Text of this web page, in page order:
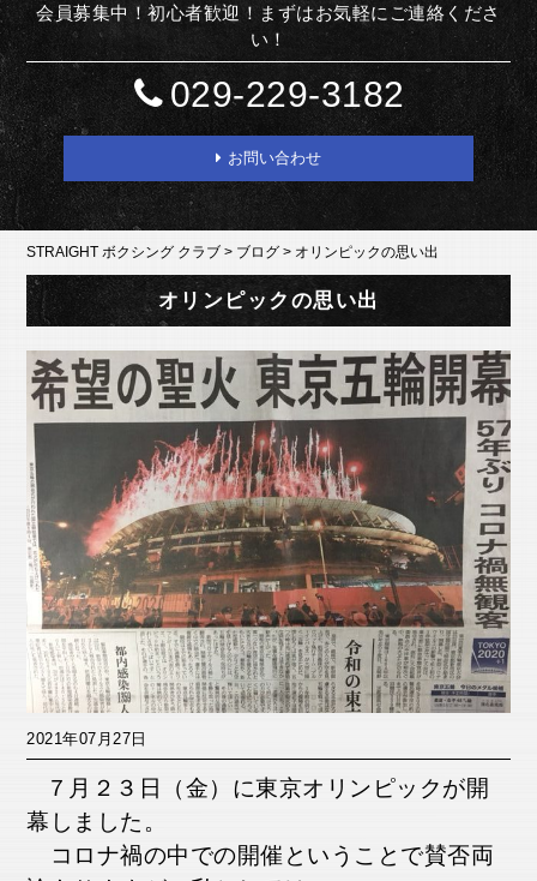
会員募集中！初心者歓迎！まずはお気軽にご連絡くださ
い！
029-229-3182
お問い合わせ
STRAIGHT ボクシング クラブ > ブログ > オリンピックの思い出
オリンピックの思い出
2021年07月27日
７月２３日（金）に東京オリンピックが開
幕しました。
コロナ禍の中での開催ということで賛否両